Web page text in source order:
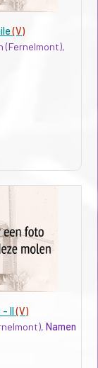
(V)
(Fernelmont),
- II(V)
Namen